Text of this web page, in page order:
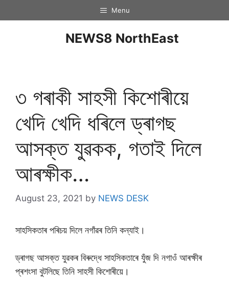
Menu
NEWS8 NorthEast
৩ গৰাকী সাহসী কিশোৰীয়ে
খেদি খেদি ধৰিলে ড্ৰাগছ
আসক্ত যুৱকক, গতাই দিলে
আৰক্ষীক…
August 23, 2021 by NEWS DESK
সাহসিকতাৰ পৰিচয় দিলে নগাঁৱৰ তিনি কন্যাই।
ড্ৰাগছ আসক্ত যুৱকৰ বিৰুদ্ধে সাহসিকতাৰে যুঁজ দি নগাওঁ আৰক্ষীৰ
প্ৰশংসা বুটলিছে তিনি সাহসী কিশোৰীয়ে।